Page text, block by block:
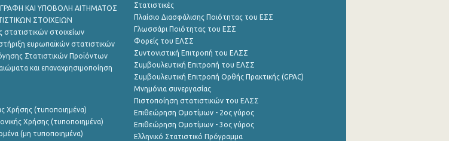
ΚΑΙ ΥΠΟΒΟΛΗ ΑΙΤΗΜΑΤΟΣ
ΣΤΟΙΧΕΙΩΝ
στατιστικών στοιχείων
ευρωπαϊκών στατιστικών
Στατιστικών Προϊόντων
και επαναχρησιμοποίηση
Χρήσης (τυποποιημένα)
Χρήσης (τυποποιημένα)
(μη τυποποιημένα)
Στατιστικές
Πλαίσιο Διασφάλισης Ποιότητας του ΕΣΣ
Γλωσσάρι Ποιότητας του ΕΣΣ
Φορείς του ΕΛΣΣ
Συντονιστική Επιτροπή του ΕΛΣΣ
Συμβουλευτική Επιτροπή του ΕΛΣΣ
Συμβουλευτική Επιτροπή Ορθής Πρακτικής (GPAC)
Μνημόνια συνεργασίας
Πιστοποίηση στατιστικών του ΕΛΣΣ
Επιθεώρηση Ομοτίμων - 2ος γύρος
Επιθεώρηση Ομοτίμων - 3ος γύρος
Ελληνικό Στατιστικό Πρόγραμμα